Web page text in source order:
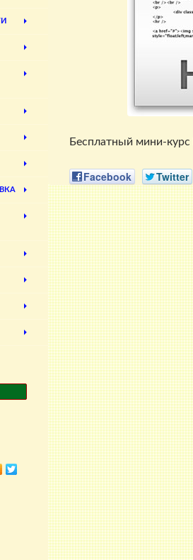
Бесплатный мини-
Facebook Twitter